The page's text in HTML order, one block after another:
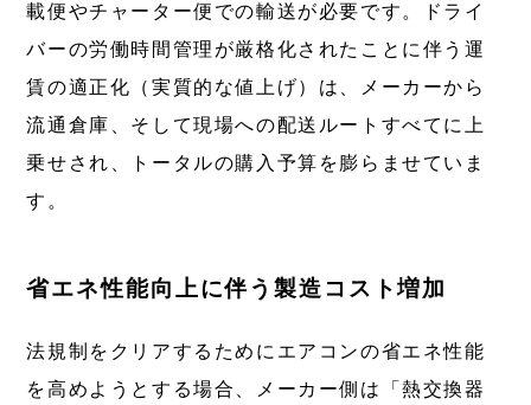
載便やチャーター便での輸送が必要です。ドライ
バーの労働時間管理が厳格化されたことに伴う運
賃の適正化（実質的な値上げ）は、メーカーから
流通倉庫、そして現場への配送ルートすべてに上
乗せされ、トータルの購入予算を膨らませていま
す。
省エネ性能向上に伴う製造コスト増加
法規制をクリアするためにエアコンの省エネ性能
を高めようとする場合、メーカー側は「熱交換器